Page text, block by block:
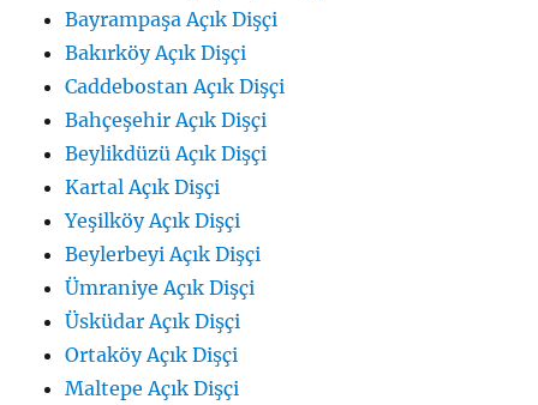
Bayrampaşa Açık Dişçi
Bakırköy Açık Dişçi
Caddebostan Açık Dişçi
Bahçeşehir Açık Dişçi
Beylikdüzü Açık Dişçi
Kartal Açık Dişçi
Yeşilköy Açık Dişçi
Beylerbeyi Açık Dişçi
Ümraniye Açık Dişçi
Üsküdar Açık Dişçi
Ortaköy Açık Dişçi
Maltepe Açık Dişçi